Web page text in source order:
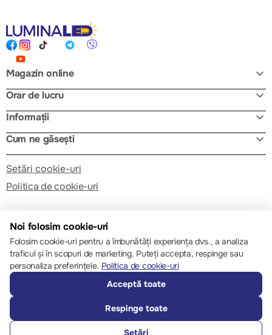
Magazin online
Orar de lucru
Informații
Cum ne găsești
Setări cookie-uri
Politica de cookie-uri
© 2013 – 2026 ECOM
Noi folosim cookie-uri
Folosim cookie-uri pentru a îmbunătăți experiența dvs., a analiza
traficul și în scopuri de marketing. Puteți accepta, respinge sau
personaliza preferințele. Politica de cookie-uri
Acceptă toate
Respinge toate
Setări